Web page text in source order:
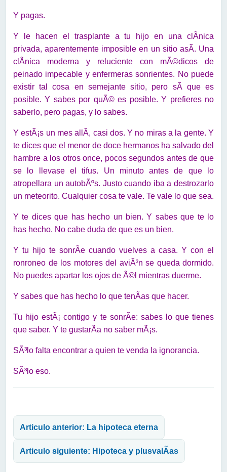
Y pagas.
Y le hacen el trasplante a tu hijo en una clÃ­nica
privada, aparentemente imposible en un sitio asÃ­. Una
clÃ­nica moderna y reluciente con mÃ©dicos de
peinado impecable y enfermeras sonrientes. No puede
existir tal cosa en semejante sitio, pero sÃ­ que es
posible. Y sabes por quÃ© es posible. Y prefieres no
saberlo, pero pagas, y lo sabes.
Y estÃ¡s un mes allÃ­, casi dos. Y no miras a la gente. Y
te dices que el menor de doce hermanos ha salvado del
hambre a los otros once, pocos segundos antes de que
se lo llevase el tifus. Un minuto antes de que lo
atropellara un autobÃºs. Justo cuando iba a destrozarlo
un meteorito. Cualquier cosa te vale. Te vale lo que sea.
Y te dices que has hecho un bien. Y sabes que te lo
has hecho. No cabe duda de que es un bien.
Y tu hijo te sonrÃ­e cuando vuelves a casa. Y con el
ronroneo de los motores del aviÃ³n se queda dormido.
No puedes apartar los ojos de Ã©l mientras duerme.
Y sabes que has hecho lo que tenÃ­as que hacer.
Tu hijo estÃ¡ contigo y te sonrÃ­e: sabes lo que tienes
que saber. Y te gustarÃ­a no saber mÃ¡s.
SÃ³lo falta encontrar a quien te venda la ignorancia.
SÃ³lo eso.
Articulo anterior: La hipoteca eterna
Articulo siguiente: Hipoteca y plusvalÃ­as